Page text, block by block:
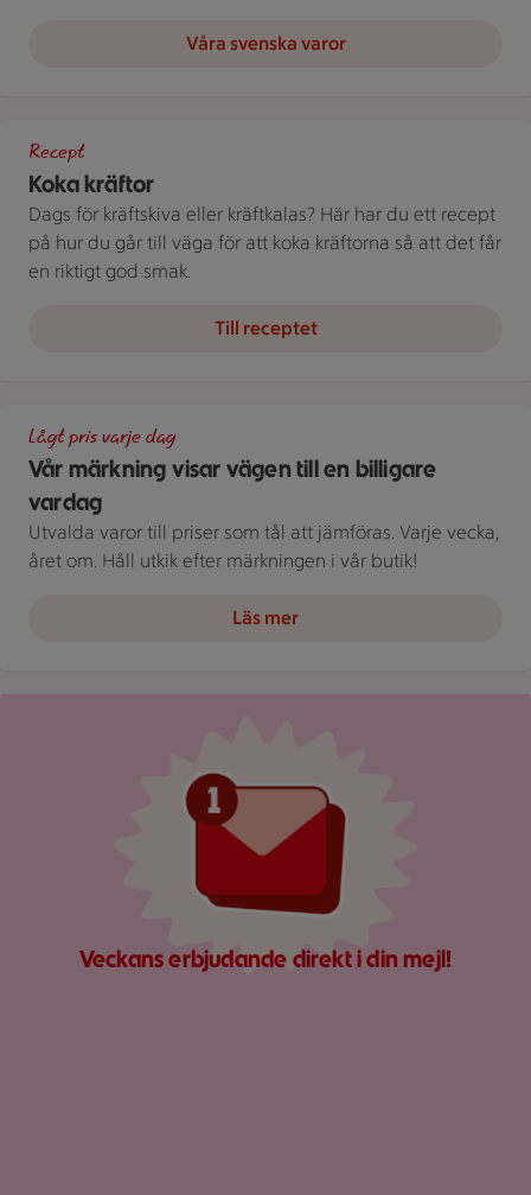
Våra svenska varor
Koka kräftor
Recept
Dags för kräftskiva eller kräftkalas? Här har du ett recept
på hur du går till väga för att koka kräftorna så att det får
en riktigt god smak.
Till receptet
Vår märkning visar vägen till en billigare
vardag
Lågt pris varje dag
Utvalda varor till priser som tål att jämföras. Varje vecka,
året om. Håll utkik efter märkningen i vår butik!
Läs mer
Veckans erbjudande direkt i din mejl!